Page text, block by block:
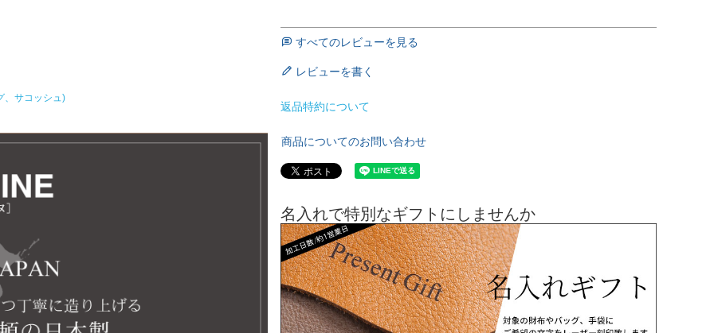
、サコッシュ)
すべてのレビューを見る
レビューを書く
返品特約について
商品についてのお問い合わせ
名入れで特別なギフトにしませんか